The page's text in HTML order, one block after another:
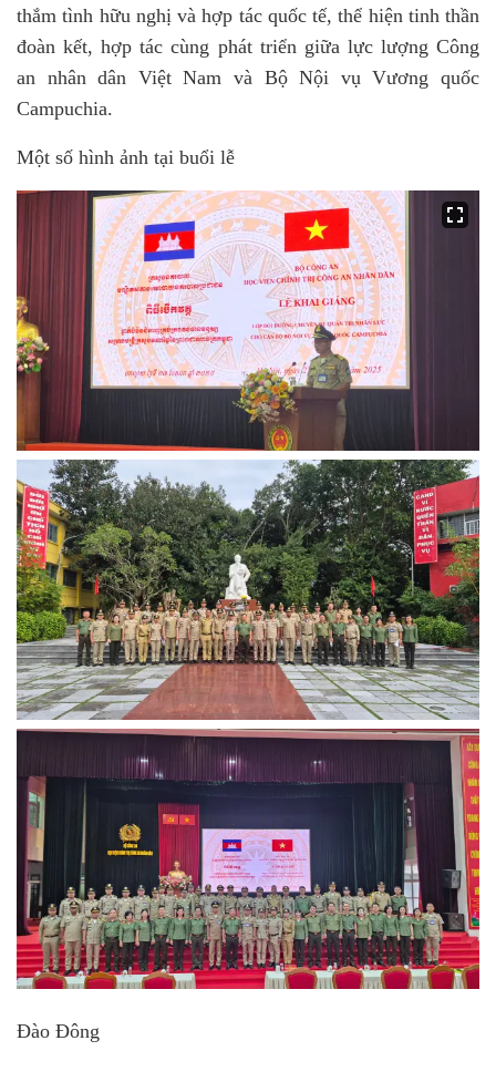
thắm tình hữu nghị và hợp tác quốc tế, thể hiện tinh thần
đoàn kết, hợp tác cùng phát triển giữa lực lượng Công
an nhân dân Việt Nam và Bộ Nội vụ Vương quốc
Campuchia.
Một số hình ảnh tại buổi lễ
Đào Đông